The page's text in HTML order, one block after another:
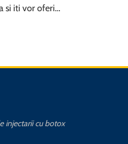
si iti vor oferi…
injectarii cu botox